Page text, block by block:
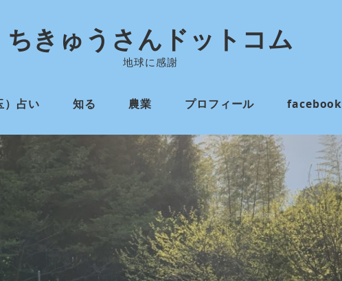
ちきゅうさんドットコム
地球に感謝
）占い 知る 農業 プロフィール facebook